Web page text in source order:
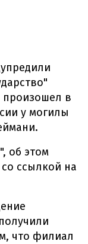
произошел в
у могилы
об этом
со ссылкой на
что филиал